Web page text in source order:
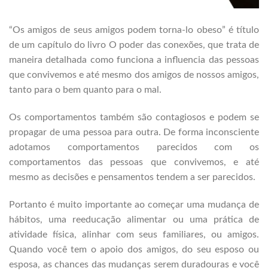
“Os amigos de seus amigos podem torna-lo obeso” é título
de um capítulo do livro O poder das conexões, que trata de
maneira detalhada como funciona a influencia das pessoas
que convivemos e até mesmo dos amigos de nossos amigos,
tanto para o bem quanto para o mal.
Os comportamentos também são contagiosos e podem se
propagar de uma pessoa para outra. De forma inconsciente
adotamos comportamentos parecidos com os
comportamentos das pessoas que convivemos, e até
mesmo as decisões e pensamentos tendem a ser parecidos.
Portanto é muito importante ao começar uma mudança de
hábitos, uma reeducação alimentar ou uma prática de
atividade física, alinhar com seus familiares, ou amigos.
Quando você tem o apoio dos amigos, do seu esposo ou
esposa, as chances das mudanças serem duradouras e você